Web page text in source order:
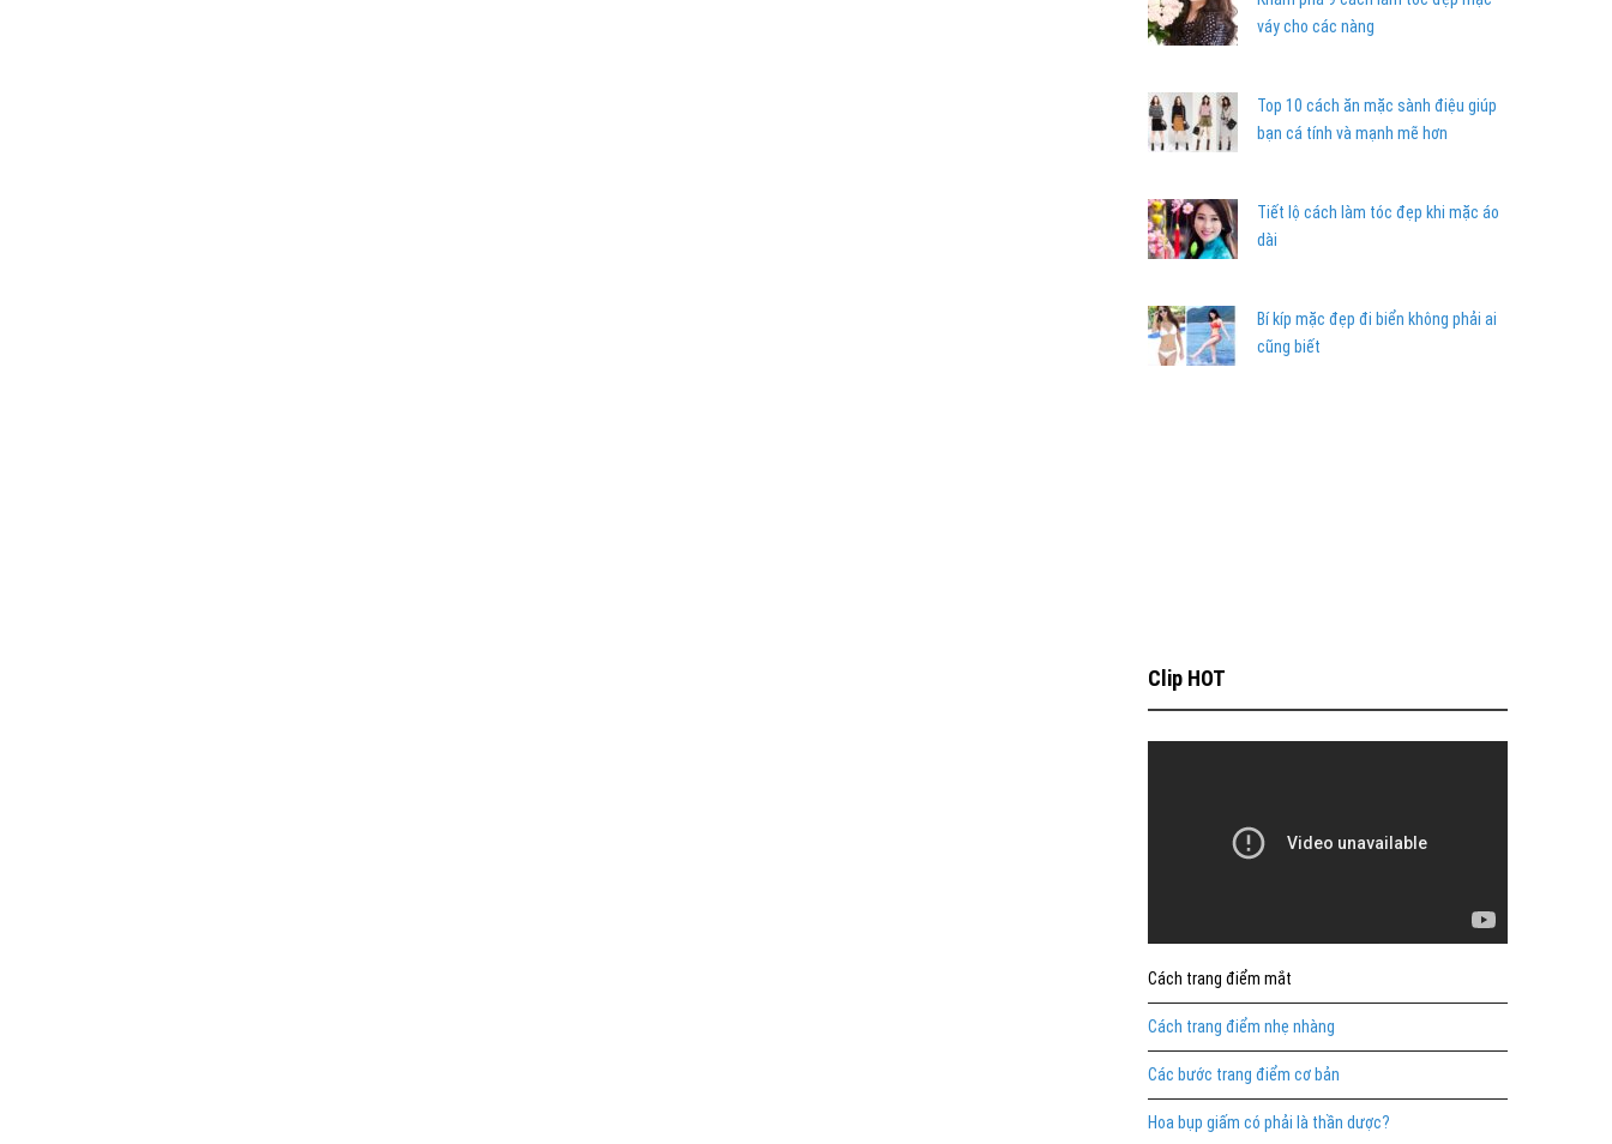
váy cho các nàng
Top 10 cách ăn mặc sành điệu giúp
bạn cá tính và mạnh mẽ hơn
Tiết lộ cách làm tóc đẹp khi mặc áo
dài
Bí kíp mặc đẹp đi biển không phải ai
cũng biết
Clip HOT
Cách trang điểm mắt
Cách trang điểm nhẹ nhàng
Các bước trang điểm cơ bản
Hoa bụp giấm có phải là thần dược?